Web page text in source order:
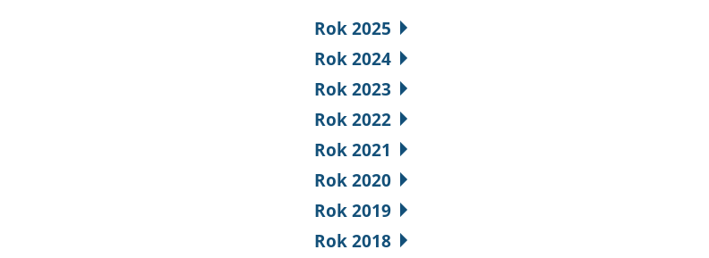
Rok 2025
Rok 2024
Rok 2023
Rok 2022
Rok 2021
Rok 2020
Rok 2019
Rok 2018